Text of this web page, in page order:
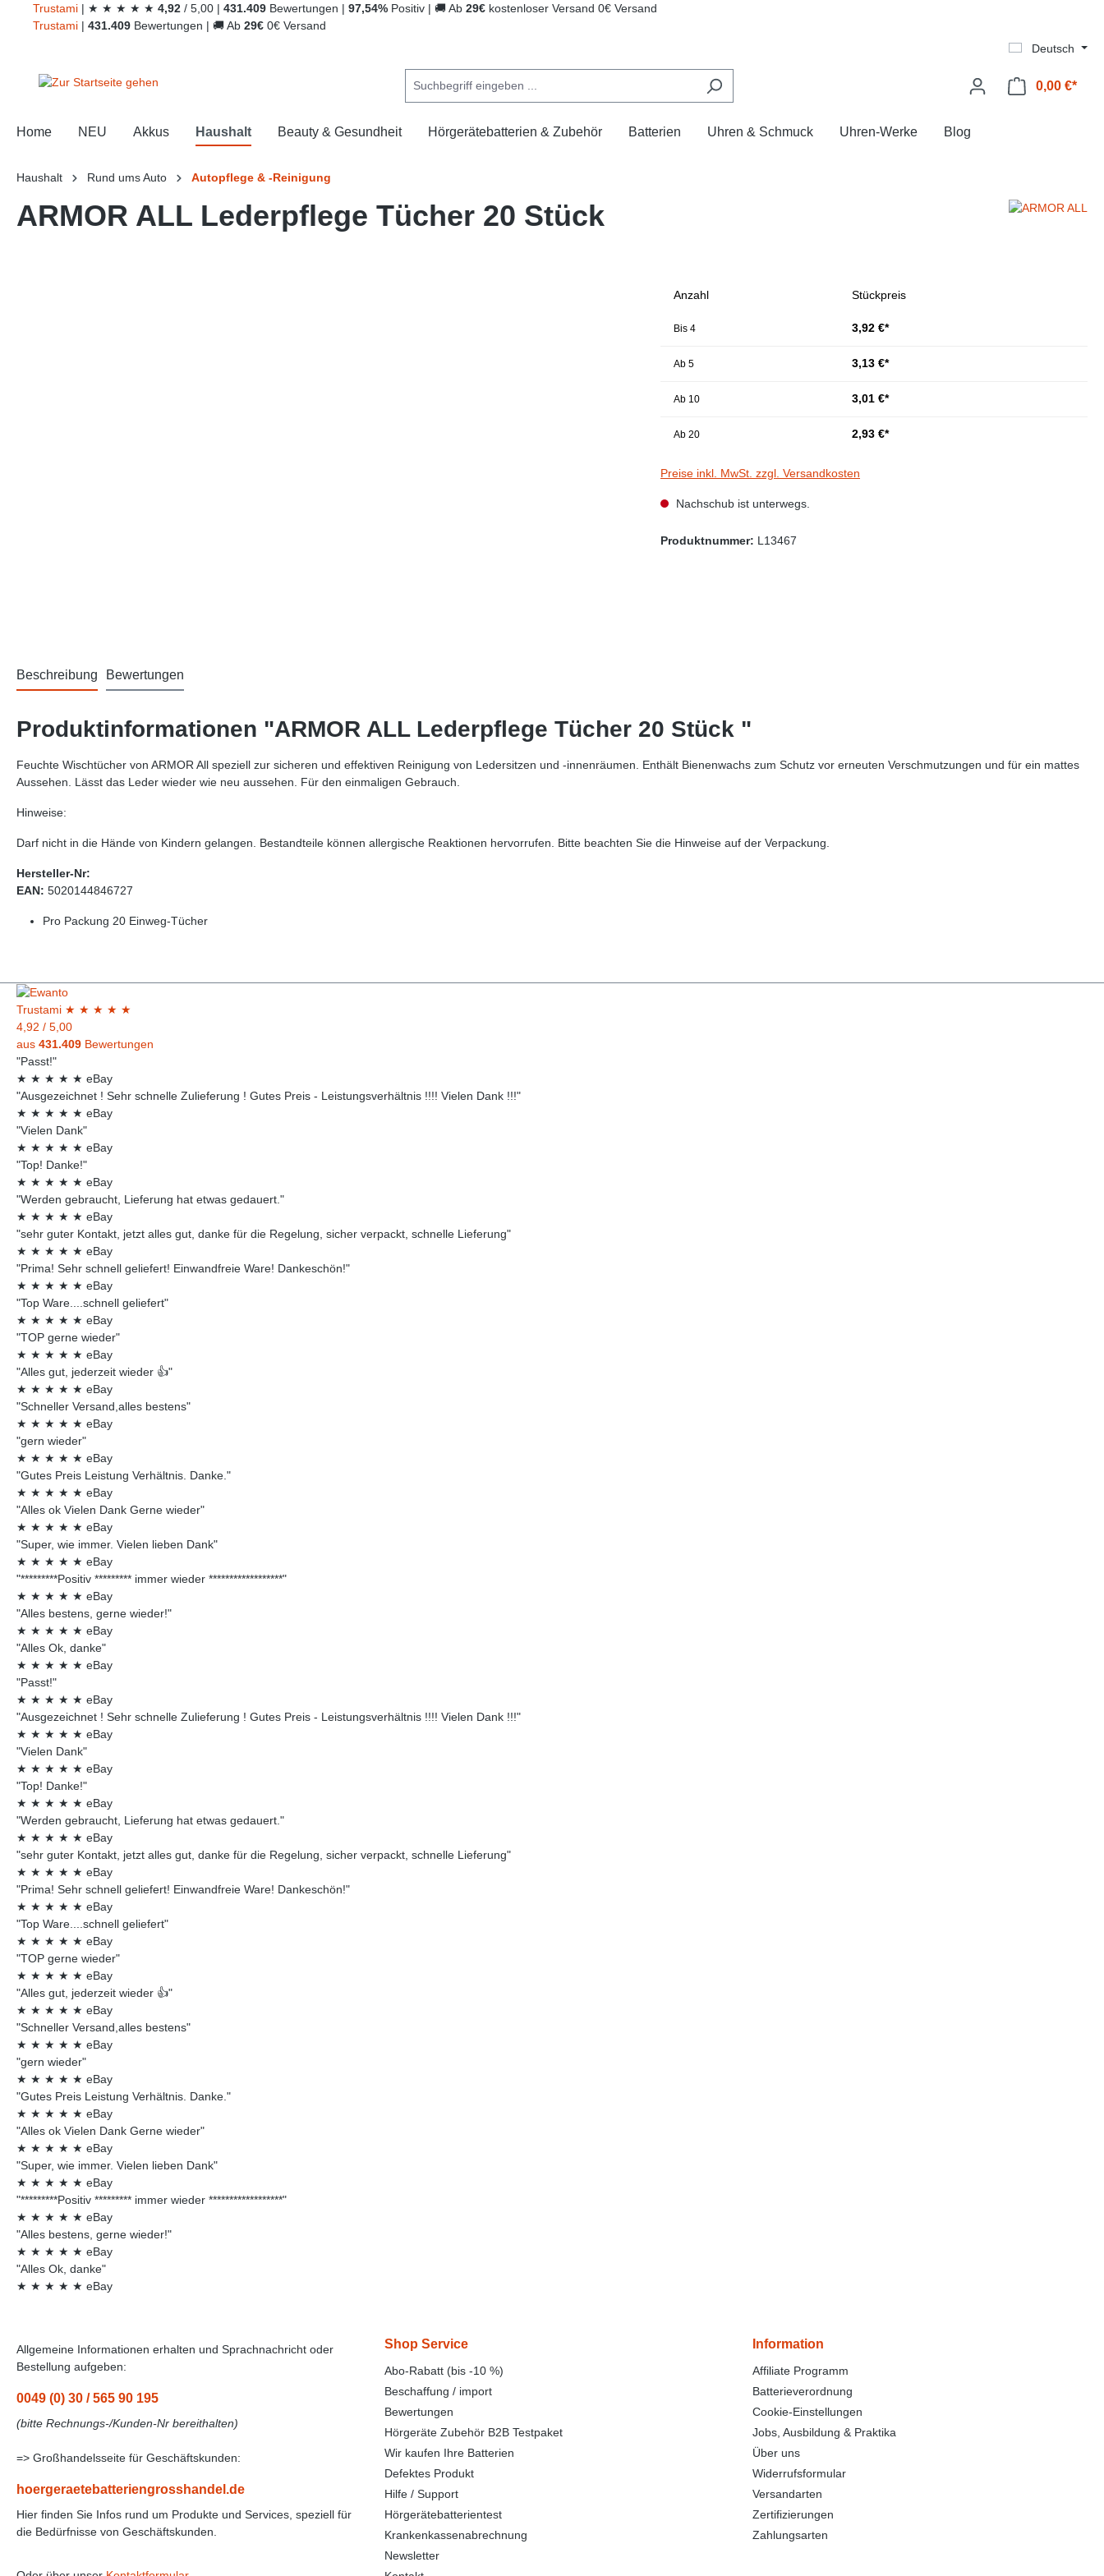
Zur Hauptnavigation springen
Trustami | ★ ★ ★ ★ ★ 4,92 / 5,00 | 431.409 Bewertungen | 97,54% Positiv | 🚚 Ab 29€ kostenloser Versand 0€ Versand
Trustami | 431.409 Bewertungen | 🚚 Ab 29€ 0€ Versand
Deutsch
0,00 €*
Home NEU Akkus Haushalt Beauty & Gesundheit Hörgerätebatterien & Zubehör Batterien Uhren & Schmuck Uhren-Werke Blog
Haushalt Rund ums Auto Autopflege & -Reinigung
ARMOR ALL Lederpflege Tücher 20 Stück
Anzahl Stückpreis
Bis 4 3,92 €*
Ab 5 3,13 €*
Ab 10 3,01 €*
Ab 20 2,93 €*
Preise inkl. MwSt. zzgl. Versandkosten
Nachschub ist unterwegs.
Produktnummer: L13467
Beschreibung Bewertungen
Produktinformationen "ARMOR ALL Lederpflege Tücher 20 Stück "
Feuchte Wischtücher von ARMOR All speziell zur sicheren und effektiven Reinigung von Ledersitzen und -innenräumen. Enthält Bienenwachs zum Schutz vor erneuten Verschmutzungen und für ein mattes
Aussehen. Lässt das Leder wieder wie neu aussehen. Für den einmaligen Gebrauch.
Hinweise:
Darf nicht in die Hände von Kindern gelangen. Bestandteile können allergische Reaktionen hervorrufen. Bitte beachten Sie die Hinweise auf der Verpackung.
Hersteller-Nr:
EAN: 5020144846727
Pro Packung 20 Einweg-Tücher
Trustami ★ ★ ★ ★ ★
4,92 / 5,00
aus 431.409 Bewertungen
"Passt!"
★ ★ ★ ★ ★ eBay
"Ausgezeichnet ! Sehr schnelle Zulieferung ! Gutes Preis - Leistungsverhältnis !!!! Vielen Dank !!!"
★ ★ ★ ★ ★ eBay
"Vielen Dank"
★ ★ ★ ★ ★ eBay
"Top! Danke!"
★ ★ ★ ★ ★ eBay
"Werden gebraucht, Lieferung hat etwas gedauert."
★ ★ ★ ★ ★ eBay
"sehr guter Kontakt, jetzt alles gut, danke für die Regelung, sicher verpackt, schnelle Lieferung"
★ ★ ★ ★ ★ eBay
"Prima! Sehr schnell geliefert! Einwandfreie Ware! Dankeschön!"
★ ★ ★ ★ ★ eBay
"Top Ware....schnell geliefert"
★ ★ ★ ★ ★ eBay
"TOP gerne wieder"
★ ★ ★ ★ ★ eBay
"Alles gut, jederzeit wieder 👍"
★ ★ ★ ★ ★ eBay
"Schneller Versand,alles bestens"
★ ★ ★ ★ ★ eBay
"gern wieder"
★ ★ ★ ★ ★ eBay
"Gutes Preis Leistung Verhältnis. Danke."
★ ★ ★ ★ ★ eBay
"Alles ok Vielen Dank Gerne wieder"
★ ★ ★ ★ ★ eBay
"Super, wie immer. Vielen lieben Dank"
★ ★ ★ ★ ★ eBay
"*********Positiv ********* immer wieder ******************"
★ ★ ★ ★ ★ eBay
"Alles bestens, gerne wieder!"
★ ★ ★ ★ ★ eBay
"Alles Ok, danke"
★ ★ ★ ★ ★ eBay
"Passt!"
★ ★ ★ ★ ★ eBay
"Ausgezeichnet ! Sehr schnelle Zulieferung ! Gutes Preis - Leistungsverhältnis !!!! Vielen Dank !!!"
★ ★ ★ ★ ★ eBay
"Vielen Dank"
★ ★ ★ ★ ★ eBay
"Top! Danke!"
★ ★ ★ ★ ★ eBay
"Werden gebraucht, Lieferung hat etwas gedauert."
★ ★ ★ ★ ★ eBay
"sehr guter Kontakt, jetzt alles gut, danke für die Regelung, sicher verpackt, schnelle Lieferung"
★ ★ ★ ★ ★ eBay
"Prima! Sehr schnell geliefert! Einwandfreie Ware! Dankeschön!"
★ ★ ★ ★ ★ eBay
"Top Ware....schnell geliefert"
★ ★ ★ ★ ★ eBay
"TOP gerne wieder"
★ ★ ★ ★ ★ eBay
"Alles gut, jederzeit wieder 👍"
★ ★ ★ ★ ★ eBay
"Schneller Versand,alles bestens"
★ ★ ★ ★ ★ eBay
"gern wieder"
★ ★ ★ ★ ★ eBay
"Gutes Preis Leistung Verhältnis. Danke."
★ ★ ★ ★ ★ eBay
"Alles ok Vielen Dank Gerne wieder"
★ ★ ★ ★ ★ eBay
"Super, wie immer. Vielen lieben Dank"
★ ★ ★ ★ ★ eBay
"*********Positiv ********* immer wieder ******************"
★ ★ ★ ★ ★ eBay
"Alles bestens, gerne wieder!"
★ ★ ★ ★ ★ eBay
"Alles Ok, danke"
★ ★ ★ ★ ★ eBay
Allgemeine Informationen erhalten und Sprachnachricht oder
Bestellung aufgeben:
0049 (0) 30 / 565 90 195
(bitte Rechnungs-/Kunden-Nr bereithalten)
=> Großhandelsseite für Geschäftskunden:
hoergeraetebatteriengrosshandel.de
Hier finden Sie Infos rund um Produkte und Services, speziell für
die Bedürfnisse von Geschäftskunden.
Shop Service
Abo-Rabatt (bis -10 %)
Beschaffung / import
Bewertungen
Hörgeräte Zubehör B2B Testpaket
Wir kaufen Ihre Batterien
Defektes Produkt
Hilfe / Support
Hörgerätebatterientest
Krankenkassenabrechnung
Newsletter
Information
Affiliate Programm
Batterieverordnung
Cookie-Einstellungen
Jobs, Ausbildung & Praktika
Über uns
Widerrufsformular
Versandarten
Zertifizierungen
Zahlungsarten